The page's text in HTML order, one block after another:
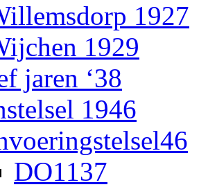
1927
1929
jaren ‘38
1946
DO1137